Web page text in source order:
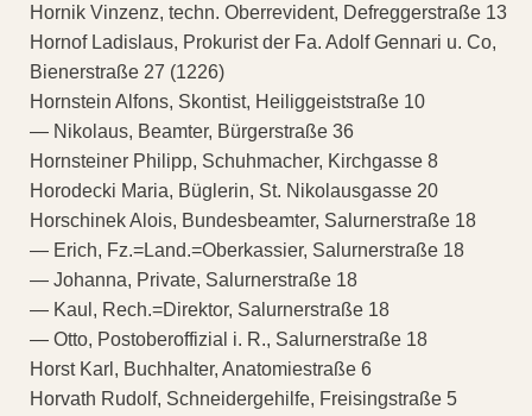
Hornik Vinzenz, techn. Oberrevident, Defreggerstraße 13
Hornof Ladislaus, Prokurist der Fa. Adolf Gennari u. Co,
Bienerstraße 27 (1226)
Hornstein Alfons, Skontist, Heiliggeiststraße 10
— Nikolaus, Beamter, Bürgerstraße 36
Hornsteiner Philipp, Schuhmacher, Kirchgasse 8
Horodecki Maria, Büglerin, St. Nikolausgasse 20
Horschinek Alois, Bundesbeamter, Salurnerstraße 18
— Erich, Fz.=Land.=Oberkassier, Salurnerstraße 18
— Johanna, Private, Salurnerstraße 18
— Kaul, Rech.=Direktor, Salurnerstraße 18
— Otto, Postoberoffizial i. R., Salurnerstraße 18
Horst Karl, Buchhalter, Anatomiestraße 6
Horvath Rudolf, Schneidergehilfe, Freisingstraße 5